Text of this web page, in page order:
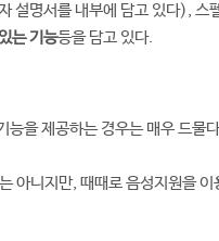
설명서를 내부에 담고 있다), 스
는 기능등을 담고 있다.
능을 제공하는 경우는 매우 드
아니지만, 때때로 음성지원을